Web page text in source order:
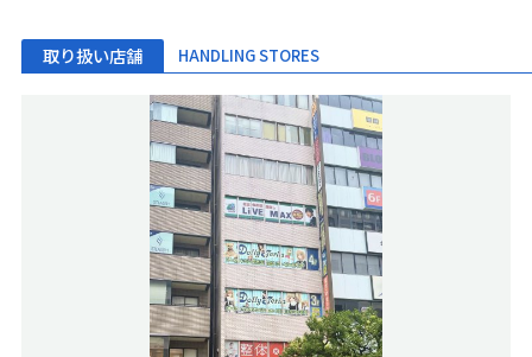
取り扱い店舗 HANDLING STORES